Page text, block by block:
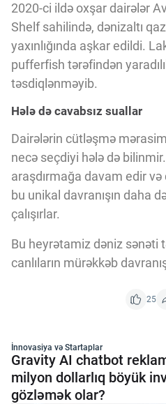
2020-ci ildə oxşar dairələr
Shelf sahilində, dənizaltı
yaxınlığında aşkar edildi.
pufferfish tərəfindən
təsdiqlənməyib.
Hələ də cavabsız suallar
Dairələrin cütləşmə
necə seçdiyi hələ də
araşdırmağa davam edir
bu unikal davranışın daha
çalışırlar.
Bu heyrətamiz dəniz sənəti
canlıların mürəkkəb
25
İnnovasiya və Startaplar
Gravity AI chatbot
milyon dollarlıq böyük
gözləmək olar?